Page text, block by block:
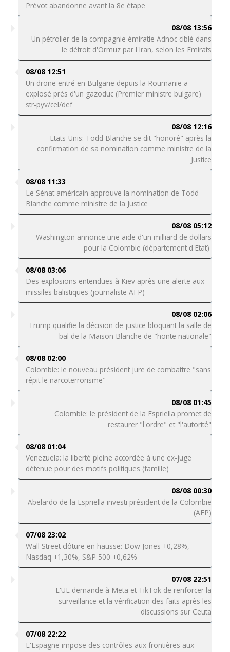
Prévot abandonne avant la 8e étape
08/08 13:56
Un pétrolier de la compagnie émiratie Adnoc ciblé dans
le détroit d'Ormuz par l'Iran, selon les Emirats
08/08 12:51
Un drone entré en Bulgarie depuis la Roumanie a
explosé près d'un gazoduc (Premier ministre bulgare)
str-pyv/cel/def
08/08 12:16
Etats-Unis: Todd Blanche se dit "honoré" après la
confirmation de sa nomination comme ministre de la
Justice
08/08 11:33
Le Sénat américain approuve la nomination de Todd
Blanche comme ministre de la Justice
08/08 05:12
Washington annonce une aide d'un milliard de dollars
pour la Colombie (département d'Etat)
08/08 03:06
Des explosions entendues à Kiev après une alerte aux
missiles balistiques (journaliste AFP)
08/08 02:06
Trump qualifie la décision de justice bloquant la salle de
bal de la Maison Blanche de "honte nationale"
08/08 02:00
Colombie: le nouveau président jure de combattre "sans
répit le narcoterrorisme"
08/08 01:45
Colombie: le président de la Espriella promet de
restaurer "l'ordre" et "l'autorité"
08/08 01:04
Venezuela: la liberté pleine accordée à une ex-juge
détenue pour des motifs politiques (famille)
08/08 00:30
Abelardo de la Espriella investi président de la Colombie
(AFP)
07/08 23:02
Wall Street clôture en hausse: Dow Jones +0,28%,
Nasdaq +1,30%, S&P 500 +0,62%
07/08 22:51
L'UE demande à Meta et TikTok de renforcer la
surveillance et la vérification des faits après les
discussions sur Ceuta
07/08 22:22
L'Espagne impose des contrôles aux frontières aux